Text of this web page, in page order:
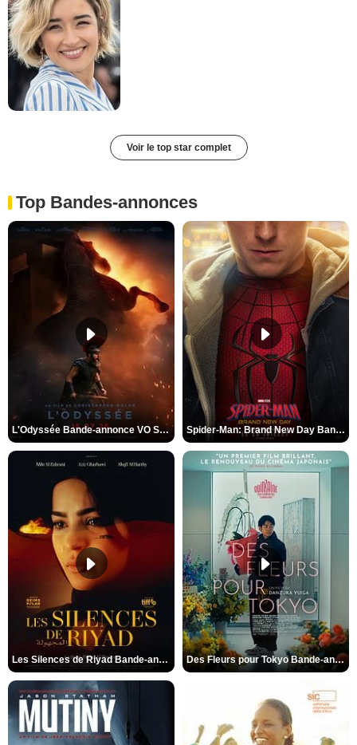
Voir le top star complet
Top Bandes-annonces
L'Odyssée Bande-annonce VO STFR Spider-Man: Brand New Day Bande-annonce VO STFR
Les Silences de Riyad Bande-annonce VO STFR Des Fleurs pour Tokyo Bande-annonce VO STFR